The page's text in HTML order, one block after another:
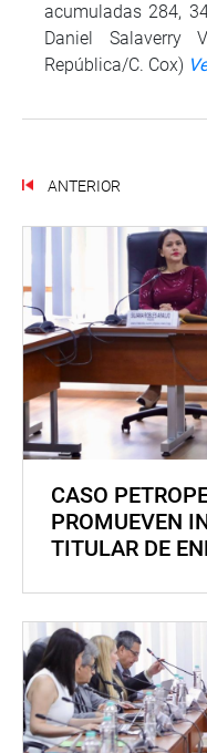
acumuladas 284,
Daniel Salaverry
República/C. Cox)
ANTERIOR
CASO
PROMUEVEN
TITULAR DE